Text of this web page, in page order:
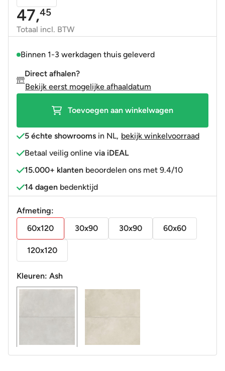
Wandtegel
Unik
ash
licht
mat
60x120
gerectificeerd
aantal
47,45
Totaal incl. BTW
Binnen 1-3 werkdagen thuis geleverd
Direct afhalen?
Bekijk eerst mogelijke afhaaldatum
Toevoegen aan winkelwagen
5 échte showrooms in NL, bekijk winkelvoorraad
Betaal veilig online via iDEAL
15.000+ klanten beoordelen ons met 9.4/10
14 dagen bedenktijd
Afmeting:
60x120
30x90 30x90 60x60
120x120
Kleuren: Ash